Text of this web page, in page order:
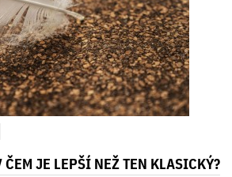
ČEM JE LEPŠÍ NEŽ TEN KLASICKÝ?